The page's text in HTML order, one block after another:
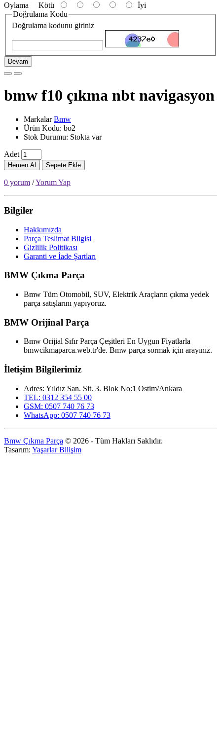
Oylama Kötü
İyi
Doğrulama Kodu
Doğrulama kodunu giriniz
Devam
bmw f10 çıkma nbt navigasyon
MarkalarBmw
Ürün Kodu: bo2
Stok Durumu: Stokta var
Adet
Hemen Al Sepete Ekle
0 yorum /Yorum Yap
Bilgiler
Hakkımızda
Parça Teslimat Bilgisi
Gizlilik Politikası
Garanti ve İade Şartları
BMW Çıkma Parça
Bmw Tüm Otomobil, SUV, Elektrik Araçların çıkma yedek
parça satışlarını yapıyoruz.
BMW Orijinal Parça
Bmw Orijial Sıfır Parça Çeşitleri En Uygun Fiyatlarla
bmwcikmaparca.web.tr'de. Bmw parça sormak için arayınız.
İletişim Bilgilerimiz
Adres: Yıldız San. Sit. 3. Blok No:1 Ostim/Ankara
TEL: 0312 354 55 00
GSM: 0507 740 76 73
WhatsApp: 0507 740 76 73
Bmw Çıkma Parça © 2026 - Tüm Hakları Saklıdır.
Tasarım: Yaşarlar Bilişim